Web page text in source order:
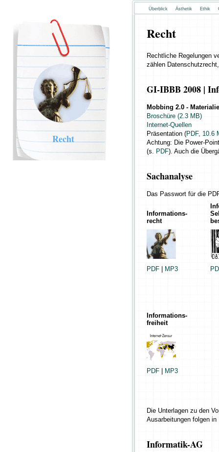
Recht
Überblick Ästhetik Ethik
Recht
Rechtliche Regelungen
zählen
GI-IBBB 2008 |
Mobbing 2.0 -
Broschüre (2.3 MB)
Internet-Quellen
Präsentation (PDF, 10.6
Achtung: Die Power-
(s. PDF). Auch die
Sachanalyse
Das Passwort für die
Informations-
recht
PDF MP3
Informations-
freiheit
PDF MP3
Die Unterlagen zu den
Ausarbeitungen folgen in
Informatik-AG